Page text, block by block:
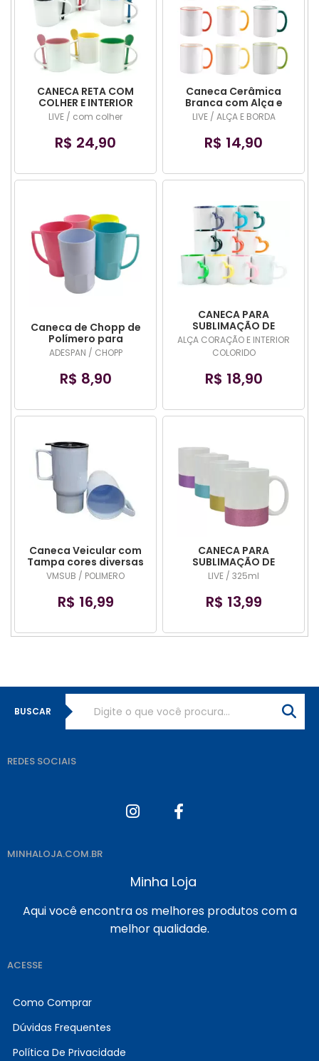
CANECA RETA COM
COLHER E INTERIOR
COLORIDO - CORES
DIVERSAS
LIVE / com colher
R$ 24,90
Caneca Cerâmica
Branca com Alça e
Borda Colorida -
Cores Diversas
LIVE / ALÇA E BORDA
R$ 14,90
Caneca de Chopp de
Polímero para
sublimação 450 ml
(COR DIVERSA)
ADESPAN / CHOPP
R$ 8,90
CANECA PARA
SUBLIMAÇÃO DE
CERÃMICA COM ALÇA
CORAÇÃO E INTERIOR
COLORIDO
ALÇA CORAÇÃO E INTERIOR
COLORIDO
R$ 18,90
Caneca Veicular com
Tampa cores diversas
VMSUB / POLIMERO
R$ 16,99
CANECA PARA
SUBLIMAÇÃO DE
CERÃMICA FAIXA
GLITTER- 325ML
LIVE / 325ml
R$ 13,99
BUSCAR
REDES SOCIAIS
MINHALOJA.COM.BR
Minha Loja
Aqui você encontra os melhores produtos com a
melhor qualidade.
ACESSE
Como Comprar
Dúvidas Frequentes
Política De Privacidade